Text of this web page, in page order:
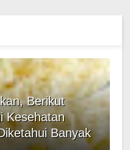
Berikut
Kesehatan
Banyak